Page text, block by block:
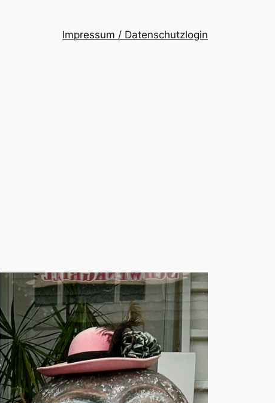
Impressum / Datenschutzlogin